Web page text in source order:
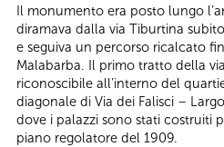
Il monumento era posto lungo
diramava dalla via Tiburtina
e seguiva un percorso ricalcato
Malabarba. Il primo tratto della
riconoscibile all’interno del
diagonale di Via dei Falisci –
dove i palazzi sono stati costruiti
piano regolatore del 1909.